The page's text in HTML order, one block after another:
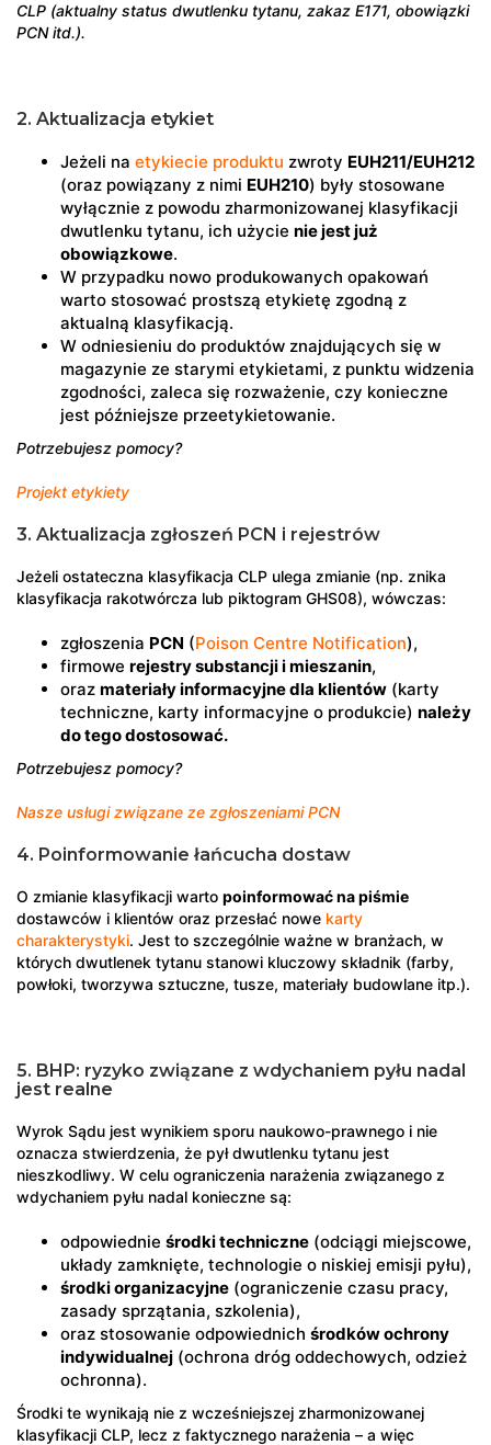
CLP (aktualny status dwutlenku tytanu, zakaz E171, obowiązki
PCN itd.).
2. Aktualizacja etykiet
Jeżeli na etykiecie produktu zwroty EUH211/EUH212
(oraz powiązany z nimi EUH210) były stosowane
wyłącznie z powodu zharmonizowanej klasyfikacji
dwutlenku tytanu, ich użycie nie jest już
obowiązkowe.
W przypadku nowo produkowanych opakowań
warto stosować prostszą etykietę zgodną z
aktualną klasyfikacją.
W odniesieniu do produktów znajdujących się w
magazynie ze starymi etykietami, z punktu widzenia
zgodności, zaleca się rozważenie, czy konieczne
jest późniejsze przeetykietowanie.
Potrzebujesz pomocy?
Projekt etykiety
3. Aktualizacja zgłoszeń PCN i rejestrów
Jeżeli ostateczna klasyfikacja CLP ulega zmianie (np. znika
klasyfikacja rakotwórcza lub piktogram GHS08), wówczas:
zgłoszenia PCN (Poison Centre Notification),
firmowe rejestry substancji i mieszanin,
oraz materiały informacyjne dla klientów (karty
techniczne, karty informacyjne o produkcie) należy
do tego dostosować.
Potrzebujesz pomocy?
Nasze usługi związane ze zgłoszeniami PCN
4. Poinformowanie łańcucha dostaw
O zmianie klasyfikacji warto poinformować na piśmie
dostawców i klientów oraz przesłać nowe karty
charakterystyki. Jest to szczególnie ważne w branżach, w
których dwutlenek tytanu stanowi kluczowy składnik (farby,
powłoki, tworzywa sztuczne, tusze, materiały budowlane itp.).
5. BHP: ryzyko związane z wdychaniem pyłu nadal
jest realne
Wyrok Sądu jest wynikiem sporu naukowo-prawnego i nie
oznacza stwierdzenia, że pył dwutlenku tytanu jest
nieszkodliwy. W celu ograniczenia narażenia związanego z
wdychaniem pyłu nadal konieczne są:
odpowiednie środki techniczne (odciągi miejscowe,
układy zamknięte, technologie o niskiej emisji pyłu),
środki organizacyjne (ograniczenie czasu pracy,
zasady sprzątania, szkolenia),
oraz stosowanie odpowiednich środków ochrony
indywidualnej (ochrona dróg oddechowych, odzież
ochronna).
Środki te wynikają nie z wcześniejszej zharmonizowanej
klasyfikacji CLP, lecz z faktycznego narażenia – a więc